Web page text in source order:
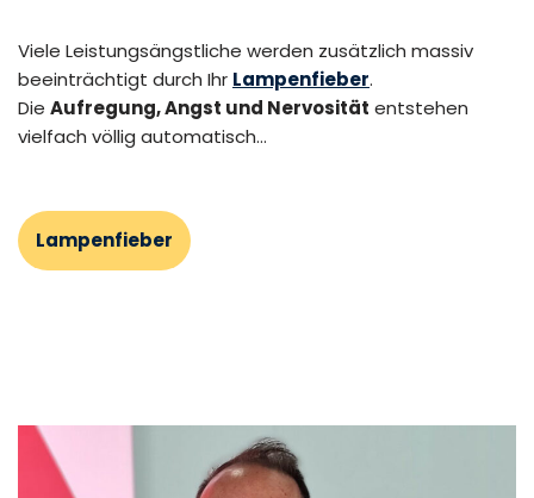
Viele Leistungsängstliche werden zusätzlich massiv
beeinträchtigt durch Ihr Lampenfieber.
Die Aufregung, Angst und Nervosität entstehen
vielfach völlig automatisch…
Lampenfieber